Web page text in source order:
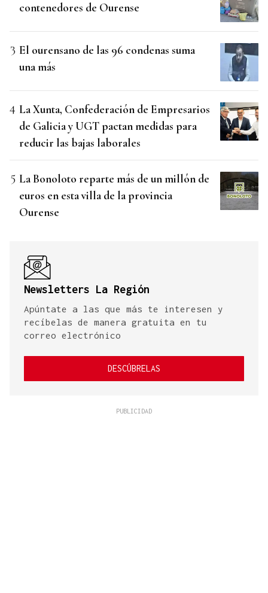
contenedores de Ourense
El ourensano de las 96 condenas suma
una más
La Xunta, Confederación de Empresarios
de Galicia y UGT pactan medidas para
reducir las bajas laborales
La Bonoloto reparte más de un millón de
euros en esta villa de la provincia
Ourense
Newsletters La Región
Apúntate a las que más te interesen y
recíbelas de manera gratuita en tu
correo electrónico
DESCÚBRELAS